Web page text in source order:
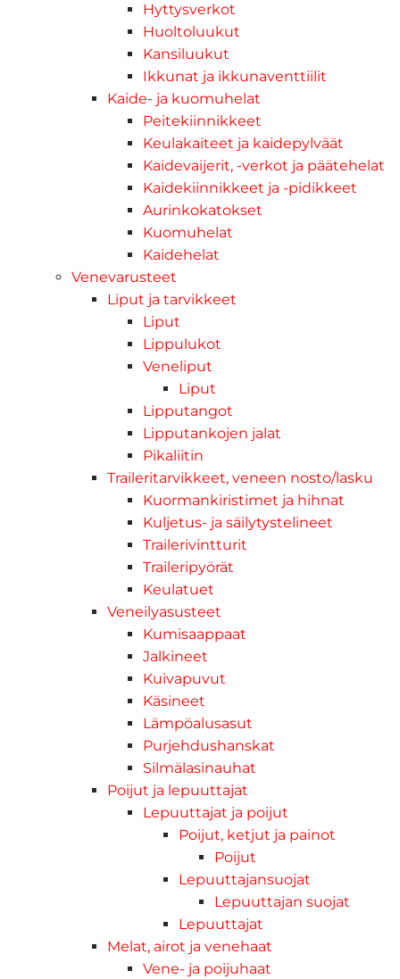
Hyttysverkot
Huoltoluukut
Kansiluukut
Ikkunat ja ikkunaventtiilit
Kaide- ja kuomuhelat
Peitekiinnikkeet
Keulakaiteet ja kaidepylväät
Kaidevaijerit, -verkot ja päätehelat
Kaidekiinnikkeet ja -pidikkeet
Aurinkokatokset
Kuomuhelat
Kaidehelat
Venevarusteet
Liput ja tarvikkeet
Liput
Lippulukot
Veneliput
Liput
Lipputangot
Lipputankojen jalat
Pikaliitin
Traileritarvikkeet, veneen nosto/lasku
Kuormankiristimet ja hihnat
Kuljetus- ja säilytystelineet
Trailerivintturit
Traileripyörät
Keulatuet
Veneilyasusteet
Kumisaappaat
Jalkineet
Kuivapuvut
Käsineet
Lämpöalusasut
Purjehdushanskat
Silmälasinauhat
Poijut ja lepuuttajat
Lepuuttajat ja poijut
Poijut, ketjut ja painot
Poijut
Lepuuttajansuojat
Lepuuttajan suojat
Lepuuttajat
Melat, airot ja venehaat
Vene- ja poijuhaat